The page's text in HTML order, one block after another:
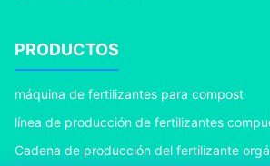
PRODUCTOS
máquina de fertilizantes para compost
línea de producción de fertilizantes
Cadena de producción del fertilizante